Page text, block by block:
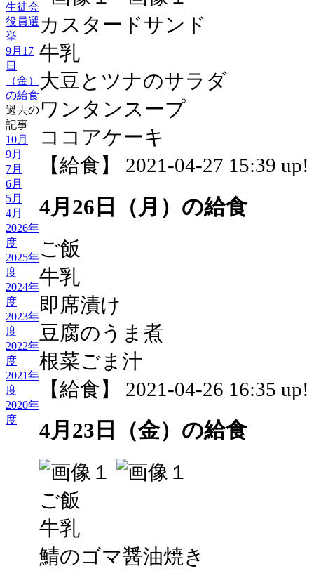
生徒会
役員選
挙
9月17
日
（金）
の給食
過去の
記事
10月
9月
7月
6月
5月
4月
2026年
度
2025年
度
2024年
度
2023年
度
2022年
度
2021年
度
2020年
度
カスタードサンド
牛乳
大豆とツナのサラダ
ワンタンスープ
ココアケーキ
【給食】 2021-04-27 15:39 up!
4月26日（月）の給食
ご飯
牛乳
即席漬け
豆腐のうま煮
根菜ごま汁
【給食】 2021-04-26 16:35 up!
4月23日（金）の給食
ご飯
牛乳
鯖のゴマ醤油焼き